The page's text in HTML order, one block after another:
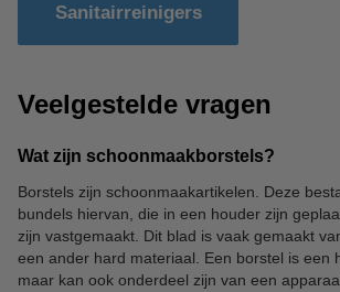
Sanitairreinigers
Veelgestelde vragen
Wat zijn schoonmaakborstels?
Borstels zijn schoonmaakartikelen. Deze
bundels hiervan, die in een houder zijn
zijn vastgemaakt. Dit blad is vaak gemaakt
een ander hard materiaal. Een borstel is een
maar kan ook onderdeel zijn van een